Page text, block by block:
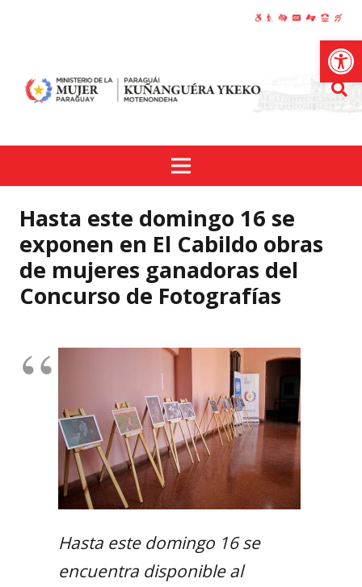
Hasta este domingo 16 se
exponen en El Cabildo obras
de mujeres ganadoras del
Concurso de Fotografías
Hasta este domingo 16 se
encuentra disponible al